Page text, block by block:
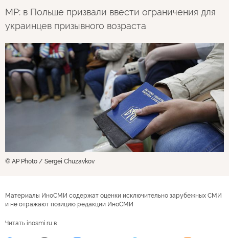
MP: в Польше призвали ввести ограничения для
украинцев призывного возраста
© AP Photo / Sergei Chuzavkov
Материалы ИноСМИ содержат оценки исключительно зарубежных СМИ
и не отражают позицию редакции ИноСМИ
Читать inosmi.ru в